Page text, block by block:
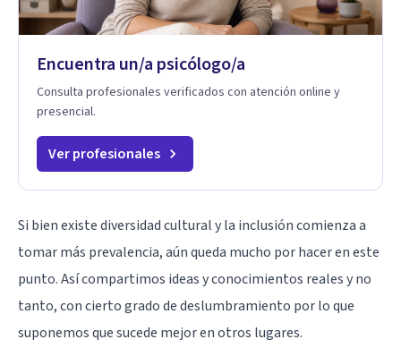
Encuentra un/a psicólogo/a
Consulta profesionales verificados con atención online y
presencial.
Ver profesionales
Si bien existe diversidad cultural y la inclusión comienza a
tomar más prevalencia, aún queda mucho por hacer en este
punto. Así compartimos ideas y conocimientos reales y no
tanto, con cierto grado de deslumbramiento por lo que
suponemos que sucede mejor en otros lugares.